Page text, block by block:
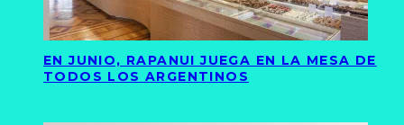
EN JUNIO, RAPANUI JUEGA EN LA MESA DE
TODOS LOS ARGENTINOS